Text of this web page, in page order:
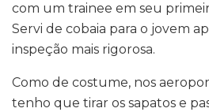
com um trainee em seu
Servi de cobaia para o jovem
inspeção mais rigorosa.
Como de costume, nos
tenho que tirar os sapatos e